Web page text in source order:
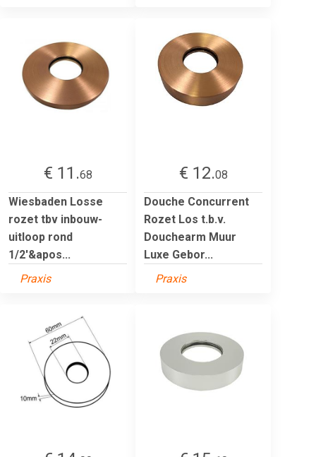
€ 11.68
Wiesbaden Losse
rozet tbv inbouw-
uitloop rond
1/2'&apos...
Praxis
€ 12.08
Douche Concurrent
Rozet Los t.b.v.
Douchearm Muur
Luxe Gebor...
Praxis